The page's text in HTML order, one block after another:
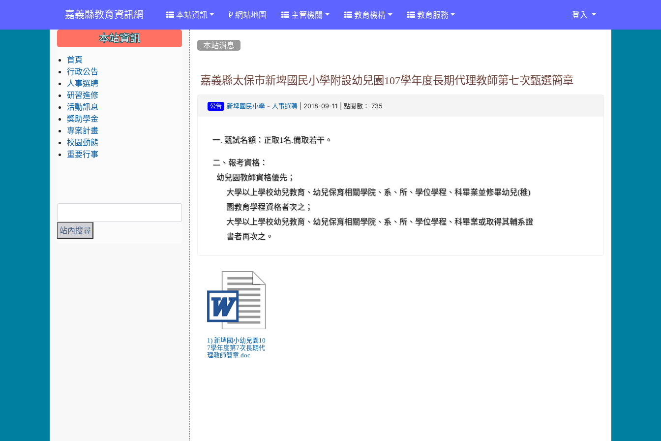
嘉義縣教育資訊網 本站資訊 網站地圖 主管機關 教育機構 教育服務 登入
本站消息
嘉義縣太保市新埤國民小學附設幼兒園107學年度長期代理教師第七次甄選簡章
公告 新埤國民小學 - 人事選聘 | 2018-09-11 | 點閱數： 735
一. 甄試名額：正取1名.備取若干 。
二、報考資格：
幼兒園教師資格優先 ；
大學以上學校幼兒教育、幼兒保育相關學院、系、所、學位學程、科畢業並修畢幼兒(稚)
園教育學程資格者次之 ；
大學以上學校幼兒教育、幼兒保育相關學院、系、所、學位學程、科畢業或取得其輔系證
書者再次之。
1) 新埤國小幼兒園10
7學年度第7次長期代
理教師簡章.doc
::: 本站資訊
首頁
行政公告
人事選聘
研習進修
活動訊息
獎助學金
專案計畫
校園動態
重要行事